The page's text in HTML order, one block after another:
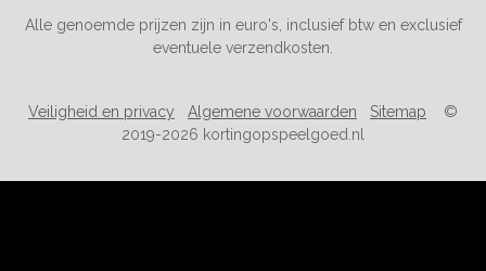
Alle genoemde prijzen zijn in euro's, inclusief btw en exclusief
eventuele verzendkosten.
Veiligheid en privacy Algemene voorwaarden Sitemap ©
2019-2026 kortingopspeelgoed.nl